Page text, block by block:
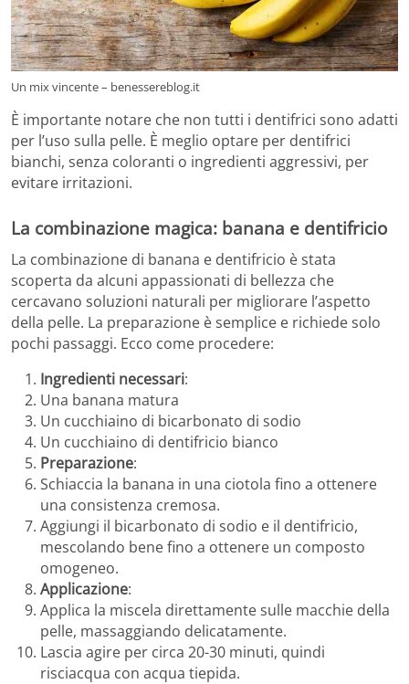
Un mix vincente – benessereblog.it
È importante notare che non tutti i dentifrici sono adatti
per l’uso sulla pelle. È meglio optare per dentifrici
bianchi, senza coloranti o ingredienti aggressivi, per
evitare irritazioni.
La combinazione magica: banana e dentifricio
La combinazione di banana e dentifricio è stata
scoperta da alcuni appassionati di bellezza che
cercavano soluzioni naturali per migliorare l’aspetto
della pelle. La preparazione è semplice e richiede solo
pochi passaggi. Ecco come procedere:
Ingredienti necessari:
Una banana matura
Un cucchiaino di bicarbonato di sodio
Un cucchiaino di dentifricio bianco
Preparazione:
Schiaccia la banana in una ciotola fino a ottenere
una consistenza cremosa.
Aggiungi il bicarbonato di sodio e il dentifricio,
mescolando bene fino a ottenere un composto
omogeneo.
Applicazione:
Applica la miscela direttamente sulle macchie della
pelle, massaggiando delicatamente.
Lascia agire per circa 20-30 minuti, quindi
risciacqua con acqua tiepida.